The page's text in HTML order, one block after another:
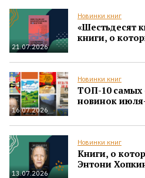
21.07.2026
Новинки книг
«Шестьдесят
книги, о
16.07.2026
Новинки книг
ТОП-10
новинок
13.07.2026
Новинки книг
Книги, о
Энтони